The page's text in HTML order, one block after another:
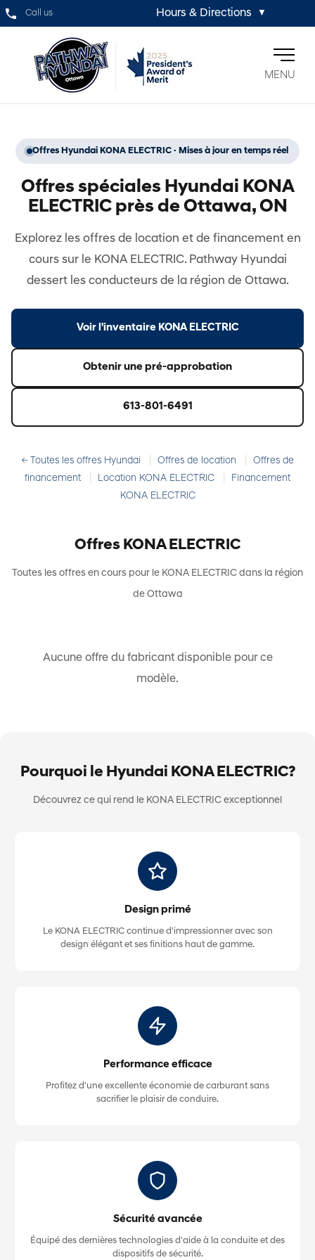
Call us Hours & Directions ▼
MENU
Offres Hyundai KONA ELECTRIC · Mises à jour en temps réel
Offres spéciales Hyundai KONA
ELECTRIC près de Ottawa, ON
Explorez les offres de location et de financement en
cours sur le KONA ELECTRIC. Pathway Hyundai
dessert les conducteurs de la région de Ottawa.
Voir l'inventaire KONA ELECTRIC
Obtenir une pré-approbation
613-801-6491
← Toutes les offres Hyundai Offres de location
Offres de
financement
Location KONA ELECTRIC
Financement
KONA ELECTRIC
Offres KONA ELECTRIC
Toutes les offres en cours pour le KONA ELECTRIC dans la région
de Ottawa
Aucune offre du fabricant disponible pour ce
modèle.
Pourquoi le Hyundai KONA ELECTRIC?
Découvrez ce qui rend le KONA ELECTRIC exceptionnel
Design primé
Le KONA ELECTRIC continue d'impressionner avec son
design élégant et ses finitions haut de gamme.
Performance efficace
Profitez d'une excellente économie de carburant sans
sacrifier le plaisir de conduire.
Sécurité avancée
Équipé des dernières technologies d'aide à la conduite et des
dispositifs de sécurité.